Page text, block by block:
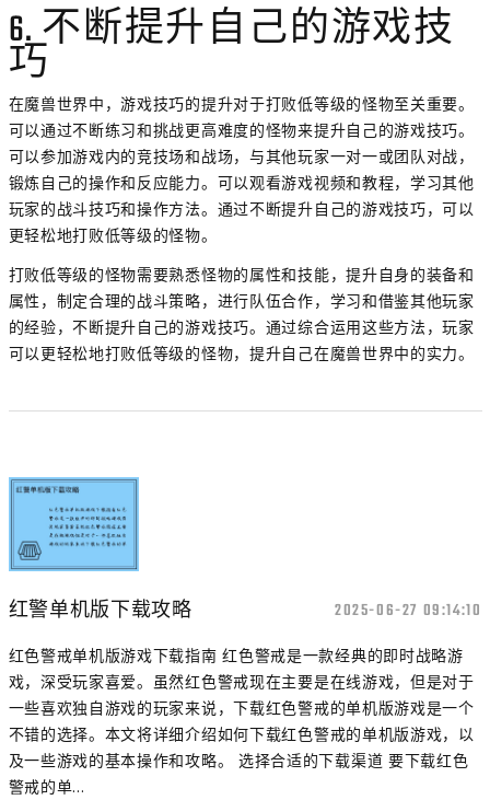
6. 不断提升自己的游戏技
巧
在魔兽世界中，游戏技巧的提升对于打败低等级的怪物至关重要。
可以通过不断练习和挑战更高难度的怪物来提升自己的游戏技巧。
可以参加游戏内的竞技场和战场，与其他玩家一对一或团队对战，
锻炼自己的操作和反应能力。可以观看游戏视频和教程，学习其他
玩家的战斗技巧和操作方法。通过不断提升自己的游戏技巧，可以
更轻松地打败低等级的怪物。
打败低等级的怪物需要熟悉怪物的属性和技能，提升自身的装备和
属性，制定合理的战斗策略，进行队伍合作，学习和借鉴其他玩家
的经验，不断提升自己的游戏技巧。通过综合运用这些方法，玩家
可以更轻松地打败低等级的怪物，提升自己在魔兽世界中的实力。
红警单机版下载攻略 2025-06-27 09:14:10
红色警戒单机版游戏下载指南 红色警戒是一款经典的即时战略游
戏，深受玩家喜爱。虽然红色警戒现在主要是在线游戏，但是对于
一些喜欢独自游戏的玩家来说，下载红色警戒的单机版游戏是一个
不错的选择。本文将详细介绍如何下载红色警戒的单机版游戏，以
及一些游戏的基本操作和攻略。 选择合适的下载渠道 要下载红色
警戒的单...